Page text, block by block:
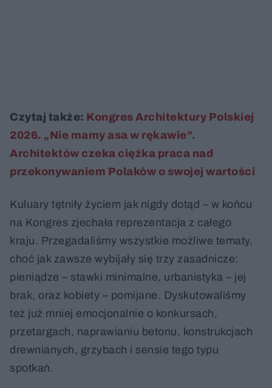
Czytaj także: Kongres Architektury Polskiej
2026. „Nie mamy asa w rękawie”.
Architektów czeka ciężka praca nad
przekonywaniem Polaków o swojej wartości
Kuluary tętniły życiem jak nigdy dotąd – w końcu
na Kongres zjechała reprezentacja z całego
kraju. Przegadaliśmy wszystkie możliwe tematy,
choć jak zawsze wybijały się trzy zasadnicze:
pieniądze – stawki minimalne, urbanistyka – jej
brak, oraz kobiety – pomijane. Dyskutowaliśmy
też już mniej emocjonalnie o konkursach,
przetargach, naprawianiu betonu, konstrukcjach
drewnianych, grzybach i sensie tego typu
spotkań.